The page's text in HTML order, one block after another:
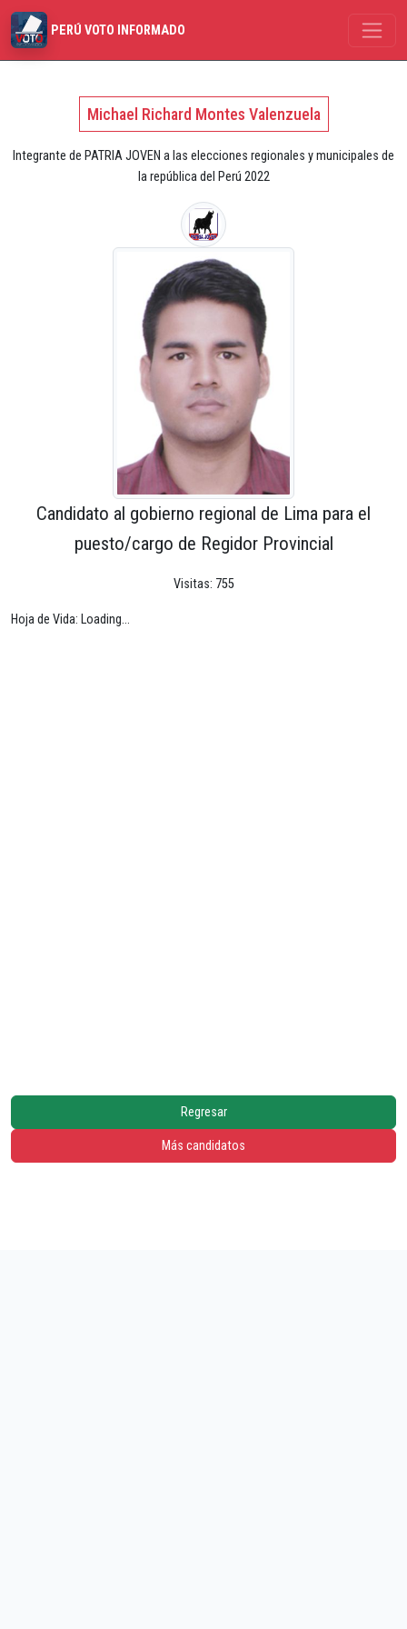
PERÚ VOTO INFORMADO
Michael Richard Montes Valenzuela
Integrante de PATRIA JOVEN a las elecciones regionales y municipales de
la república del Perú 2022
Candidato al gobierno regional de Lima para el
puesto/cargo de Regidor Provincial
Visitas: 755
Hoja de Vida: Loading...
Regresar
Más candidatos